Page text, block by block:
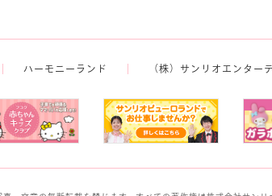
ハーモニーランド （株）サンリオエンター